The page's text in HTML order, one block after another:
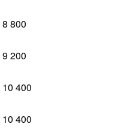
8 800
9 200
10 400
10 400